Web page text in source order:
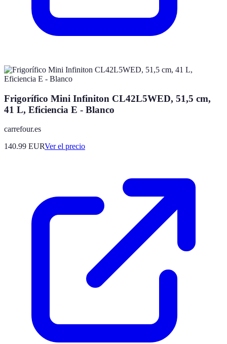
Frigorífico Mini Infiniton CL42L5WED, 51,5 cm,
41 L, Eficiencia E - Blanco
carrefour.es
140.99 EURVer el precio